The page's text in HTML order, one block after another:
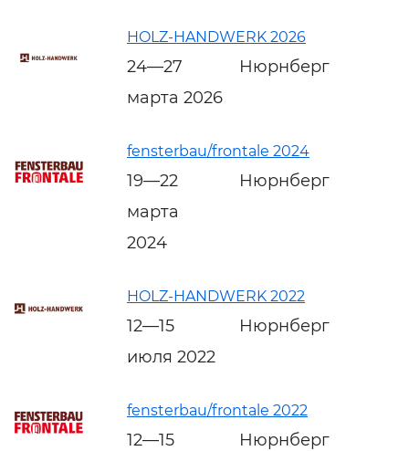
HOLZ-HANDWERK 2026
24—27
марта 2026
Нюрнберг
fensterbau/frontale 2024
19—22
марта
2024
Нюрнберг
HOLZ-HANDWERK 2022
12—15
июля 2022
Нюрнберг
fensterbau/frontale 2022
12—15
Нюрнберг